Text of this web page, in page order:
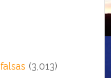
(3,013)